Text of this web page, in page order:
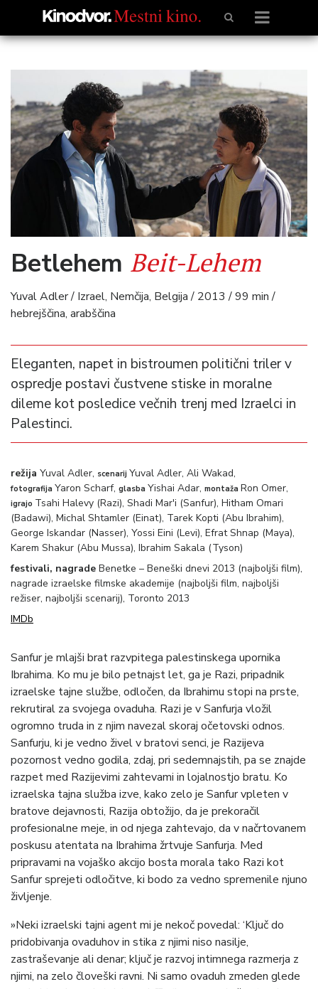
Betlehem Beit-Lehem
Yuval Adler / Izrael, Nemčija, Belgija / 2013 / 99 min /
hebrejščina, arabščina
Eleganten, napet in bistroumen politični triler v
ospredje postavi čustvene stiske in moralne
dileme kot posledice večnih trenj med Izraelci in
Palestinci.
režija Yuval Adler, scenarij Yuval Adler, Ali Wakad,
fotografija Yaron Scharf, glasba Yishai Adar, montaža Ron Omer,
igrajo Tsahi Halevy (Razi), Shadi Mar'i (Sanfur), Hitham Omari
(Badawi), Michal Shtamler (Einat), Tarek Kopti (Abu Ibrahim),
George Iskandar (Nasser), Yossi Eini (Levi), Efrat Shnap (Maya),
Karem Shakur (Abu Mussa), Ibrahim Sakala (Tyson)
festivali, nagrade Benetke – Beneški dnevi 2013 (najboljši film),
nagrade izraelske filmske akademije (najboljši film, najboljši
režiser, najboljši scenarij), Toronto 2013
IMDb
Sanfur je mlajši brat razvpitega palestinskega upornika
Ibrahima. Ko mu je bilo petnajst let, ga je Razi, pripadnik
izraelske tajne službe, odločen, da Ibrahimu stopi na prste,
rekrutiral za svojega ovaduha. Razi je v Sanfurja vložil
ogromno truda in z njim navezal skoraj očetovski odnos.
Sanfurju, ki je vedno živel v bratovi senci, je Razijeva
pozornost vedno godila, zdaj, pri sedemnajstih, pa se znajde
razpet med Razijevimi zahtevami in lojalnostjo bratu. Ko
izraelska tajna služba izve, kako zelo je Sanfur vpleten v
bratove dejavnosti, Razija obtožijo, da je prekoračil
profesionalne meje, in od njega zahtevajo, da v načrtovanem
poskusu atentata na Ibrahima žrtvuje Sanfurja. Med
pripravami na vojaško akcijo bosta morala tako Razi kot
Sanfur sprejeti odločitve, ki bodo za vedno spremenile njuno
življenje.
»Neki izraelski tajni agent mi je nekoč povedal: ‘Ključ do
pridobivanja ovaduhov in stika z njimi niso nasilje,
zastraševanje ali denar; ključ je razvoj intimnega razmerja z
njimi, na zelo človeški ravni. Ni samo ovaduh zmeden glede